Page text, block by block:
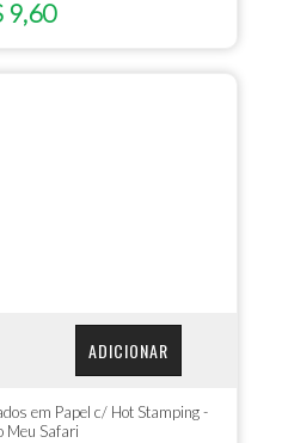
9,60
ADICIONAR
em Papel c/ Hot Stamping -
Meu Safari